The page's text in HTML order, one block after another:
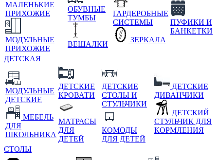
МАЛЕНЬКИЕ
ПРИХОЖИЕ
МОДУЛЬНЫЕ
ПРИХОЖИЕ
ОБУВНЫЕ
ТУМБЫ
ВЕШАЛКИ
ГАРДЕРОБНЫЕ
СИСТЕМЫ
ЗЕРКАЛА
ПУФИКИ И
БАНКЕТКИ
ДЕТСКАЯ
МОДУЛЬНЫЕ
ДЕТСКИЕ
МЕБЕЛЬ
ДЛЯ
ШКОЛЬНИКА
ДЕТСКИЕ
КРОВАТИ
МАТРАСЫ
ДЛЯ
ДЕТЕЙ
ДЕТСКИЕ
СТОЛЫ И
СТУЛЬЧИКИ
КОМОДЫ
ДЛЯ ДЕТЕЙ
ДЕТСКИЕ
ДИВАНЧИКИ
ДЕТСКИЙ
СТУЛЬЧИК ДЛЯ
КОРМЛЕНИЯ
СТОЛЫ